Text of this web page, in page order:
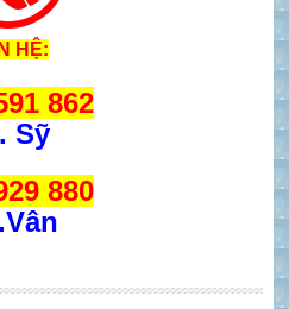
HỆ:
862
Sỹ
880